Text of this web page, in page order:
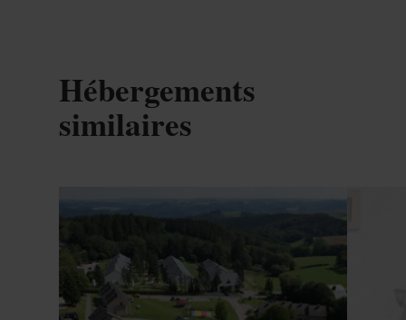
Hébergements
similaires